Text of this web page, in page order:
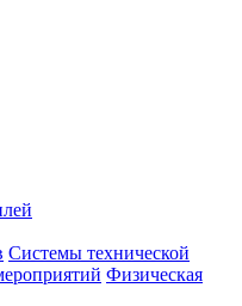
Системы технической
Физическая